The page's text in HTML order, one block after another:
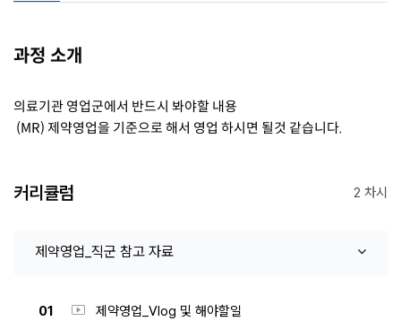
과정 소개
의료기관 영업군에서 반드시 봐야할 내용
(MR) 제약영업을 기준으로 해서 영업 하시면 될것 같습니다.
커리큘럼 2 차시
제약영업_직군 참고 자료
01 제약영업_Vlog 및 해야할일